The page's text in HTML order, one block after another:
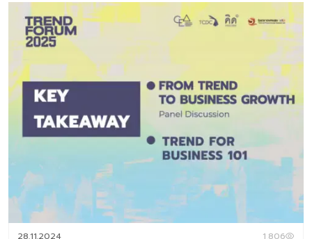
เข้าใจผู้บริโภคยุคใหม่ = คว้าโอกาสใหญ่ในตลาดอาหาร ในยุคที่
มนุษย์ “อยู่เพื่อกิน” มากกว่าที่เคยธุรกิจอาหารจึงต้องไม่หยุด
อยู่แค่ “อร่อย” แต่ต้องเข้าใจลึกถึง “พฤติกรรม–ความ
ต้องการ–ความคาดหวัง” ที่เปลี่ยนแปลงตลอดเวลา Digital
Tips Academy ร่วมกับ Baramizi Labได้จัดทำชุดข้อมูลอิน
ไซต์ผู้บริโภคยุคใหม่ในรูปแบบ eBook (ดาวน์โหลดอ่านได้ทันที)
ที่ออกแบบมาเพื่อตอบคำถามสำคัญของธุรกิจอาหารในวันนี้
และวันข้างหน้า: ผู้บริโภคไทยในแต่ละ Gen มีมุมมองต่ออาหาร
อย่างไร? พฤติกรรมการกินและซื้ออาหารเปลี่ยนไปแบบไหน?
อะไรคือ “นักกินสายพันธุ์ใหม่” ที่ธุรกิจอาหารควรรู้จัก? เนื้อหา
ภายในเล่ม 132 หน้า ครอบคลุม Introduction แนวคิด ทฤษฎี
และสมมติฐานงานวิจัย บทที่ 1 Respondents’ Profile กลุ่ม
ตัวอย่างงานวิจัย บทที่ 2 Food in Thais’ Life-Occasion
อาหารกับโอกาสในชีวิตประจำวันของคนไทย […]
28.11.2024 1,806